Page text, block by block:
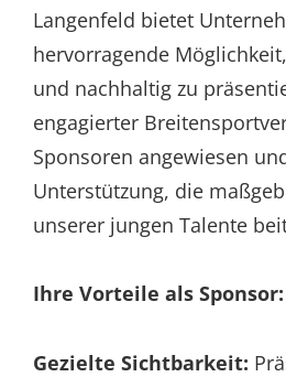
Langenfeld bietet
hervorragende
und nachhaltig zu
engagierter
Sponsoren angewiesen
Unterstützung, die
unserer jungen Talente
Ihre Vorteile als Sponsor:
Gezielte Sichtbarkeit: